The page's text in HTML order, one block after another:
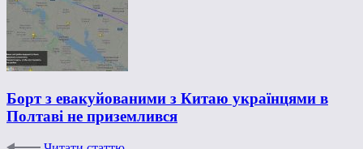
Борт з евакуйованими з Китаю українцями в
Полтаві не приземлився